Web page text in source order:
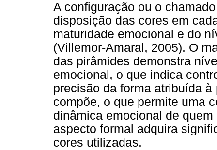
A configuração ou o
disposição das cores em
maturidade emocional e do
(Villemor-Amaral, 2005). O
das pirâmides demonstra
emocional, o que indica
precisão da forma atribuída
compõe, o que permite uma
dinâmica emocional de
aspecto formal adquira
cores utilizadas.